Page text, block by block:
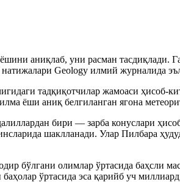
аниқлаб, уни расман
Geology илмий журналида
тадқиқотчилар жамоаси ҳисоб-
ёши аниқ белгиланган ягона
бири — зарба конуслари
шаклланади. Улар Пилбара
бўлгани олимлар ўртасида баҳсли
ўртасида эса қарийб уч